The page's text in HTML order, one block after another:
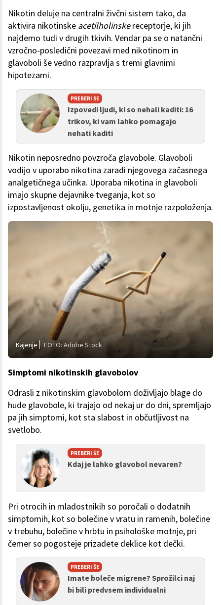
Nikotin deluje na centralni živčni sistem tako, da
aktivira nikotinske acetilholinskereceptorje, ki jih
najdemo tudi v drugih tkivih. Vendar pa se o natančni
vzročno-posledični povezavi med nikotinom in
glavoboli še vedno razpravlja s tremi glavnimi
hipotezami.
PREBERI ŠE
Izpovedi ljudi, ki so nehali kaditi: 16
trikov, ki vam lahko pomagajo
nehati kaditi
Nikotin neposredno povzroča glavobole. Glavoboli
vodijo v uporabo nikotina zaradi njegovega začasnega
analgetičnega učinka. Uporaba nikotina in glavoboli
imajo skupne dejavnike tveganja, kot so
izpostavljenost okolju, genetika in motnje razpoloženja.
Kajenje FOTO: Adobe Stock
Simptomi nikotinskih glavobolov
Odrasli z nikotinskim glavobolom doživljajo blage do
hude glavobole, ki trajajo od nekaj ur do dni, spremljajo
pa jih simptomi, kot sta slabost in občutljivost na
svetlobo.
PREBERI ŠE
Kdaj je lahko glavobol nevaren?
Pri otrocih in mladostnikih so poročali o dodatnih
simptomih, kot so bolečine v vratu in ramenih, bolečine
v trebuhu, bolečine v hrbtu in psihološke motnje, pri
čemer so pogosteje prizadete deklice kot dečki.
PREBERI ŠE
Imate boleče migrene? Sprožilci naj
bi bili predvsem individualni